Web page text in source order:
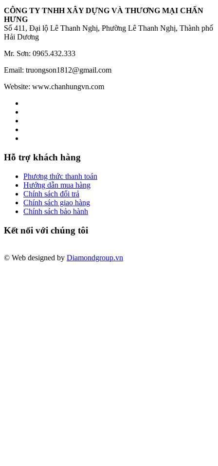
CÔNG TY TNHH XÂY DỰNG VÀ THƯƠNG MẠI CHẤN
HƯNG
Số 411, Đại lộ Lê Thanh Nghị, Phường Lê Thanh Nghị, Thành phố
Hải Dương
Mr. Sơn: 0965.432.333
Email: truongson1812@gmail.com
Website: www.chanhungvn.com
Hỗ trợ khách hàng
Phương thức thanh toán
Hướng dẫn mua hàng
Chính sách đổi trả
Chính sách giao hàng
Chính sách bảo hành
Kết nối với chúng tôi
© Web designed by Diamondgroup.vn